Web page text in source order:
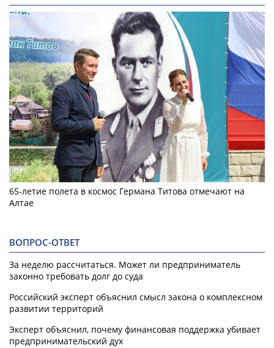
65-летие полета в космос Германа Титова отмечают на
Алтае
ВОПРОС-ОТВЕТ
За неделю рассчитаться. Может ли предприниматель
законно требовать долг до суда
Российский эксперт объяснил смысл закона о комплексном
развитии территорий
Эксперт объяснил, почему финансовая поддержка убивает
предпринимательский дух